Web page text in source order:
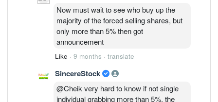
Now must wait to see who buy up the
majority of the forced selling shares, but
only more than 5% then got
announcement
Like · 9 months · translate
SincereStock
@Cheik very hard to know if not single
individual grabbing more than 5%. the